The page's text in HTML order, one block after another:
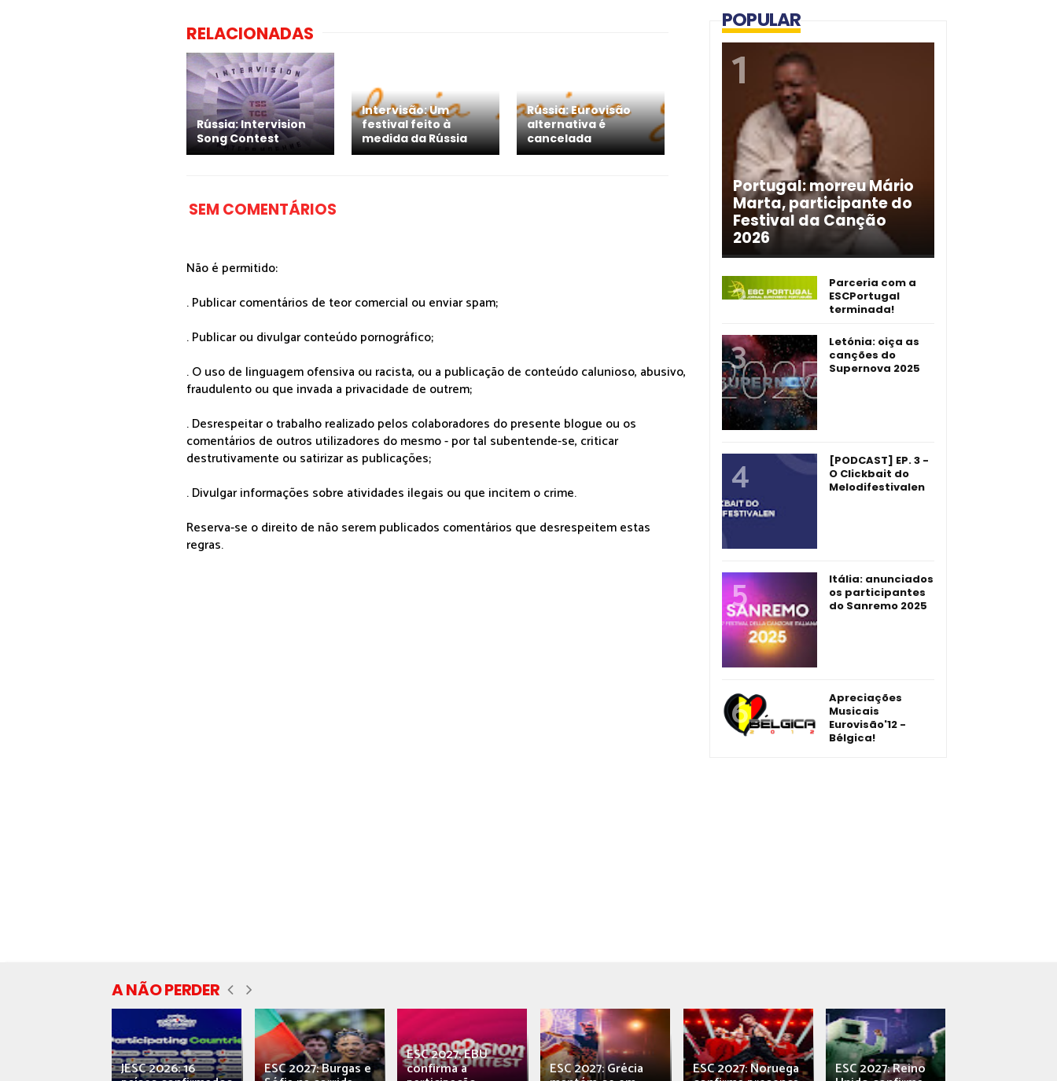
RELACIONADAS
Rússia: Intervision
Song Contest
Intervisão: Um
festival feito à
medida da Rússia
Rússia: Eurovisão
alternativa é
cancelada
SEM COMENTÁRIOS
Não é permitido:
. Publicar comentários de teor comercial ou enviar spam;
. Publicar ou divulgar conteúdo pornográfico;
. O uso de linguagem ofensiva ou racista, ou a publicação de conteúdo calunioso, abusivo,
fraudulento ou que invada a privacidade de outrem;
. Desrespeitar o trabalho realizado pelos colaboradores do presente blogue ou os
comentários de outros utilizadores do mesmo - por tal subentende-se, criticar
destrutivamente ou satirizar as publicações;
. Divulgar informações sobre atividades ilegais ou que incitem o crime.
Reserva-se o direito de não serem publicados comentários que desrespeitem estas
regras.
POPULAR
Portugal: morreu Mário
Marta, participante do
Festival da Canção
2026
Parceria com a
ESCPortugal
terminada!
Letónia: oiça as
canções do
Supernova 2025
[PODCAST] EP. 3 -
O Clickbait do
Melodifestivalen
Itália: anunciados
os participantes
do Sanremo 2025
Apreciações
Musicais
Eurovisão'12 -
Bélgica!
A NÃO PERDER
JESC 2026: 16 ESC 2027: Burgas e
ESC 2027: EBU
confirma a ESC 2027: Grécia ESC 2027: Noruega ESC 2027: Reino